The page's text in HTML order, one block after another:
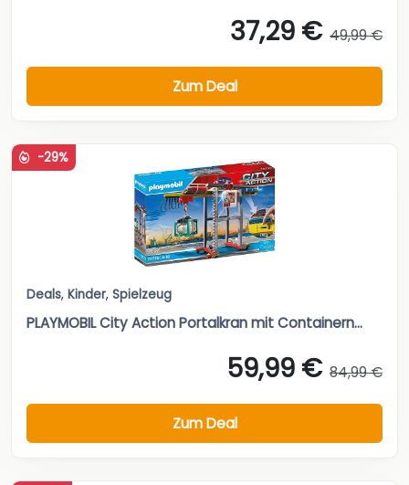
37,29 € 49,99 €
Zum Deal
-29%
Deals, Kinder, Spielzeug
PLAYMOBIL City Action Portalkran mit Containern...
59,99 € 84,99 €
Zum Deal